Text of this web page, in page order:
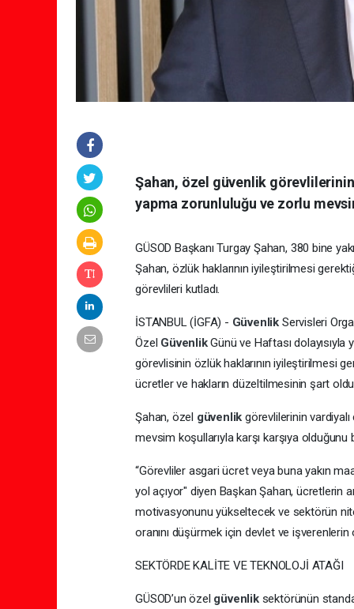
Şahan, özel güvenlik
yapma zorunluluğu ve zorlu
GÜSOD Başkanı Turgay Şahan, 380 bine
Şahan, özlük haklarının iyileştirilmesi
görevlileri kutladı.
İSTANBUL (İGFA) - Güvenlik Servisleri
Özel GüvenlikGünü ve Haftası dolayısıyla
görevlisinin özlük haklarının iyileştirilmesi
ücretler ve hakların düzeltilmesinin şart
Şahan, özel güvenlikgörevlilerinin
mevsim koşullarıyla karşı karşıya olduğunu
“Görevliler asgari ücret veya buna yakın
yol açıyor" diyen Başkan Şahan, ücretlerin
motivasyonunu yükseltecek ve sektörün
oranını düşürmek için devlet ve
SEKTÖRDE KALİTE VE TEKNOLOJİ ATAĞI
GÜSOD’un özel güvenlik sektörünün